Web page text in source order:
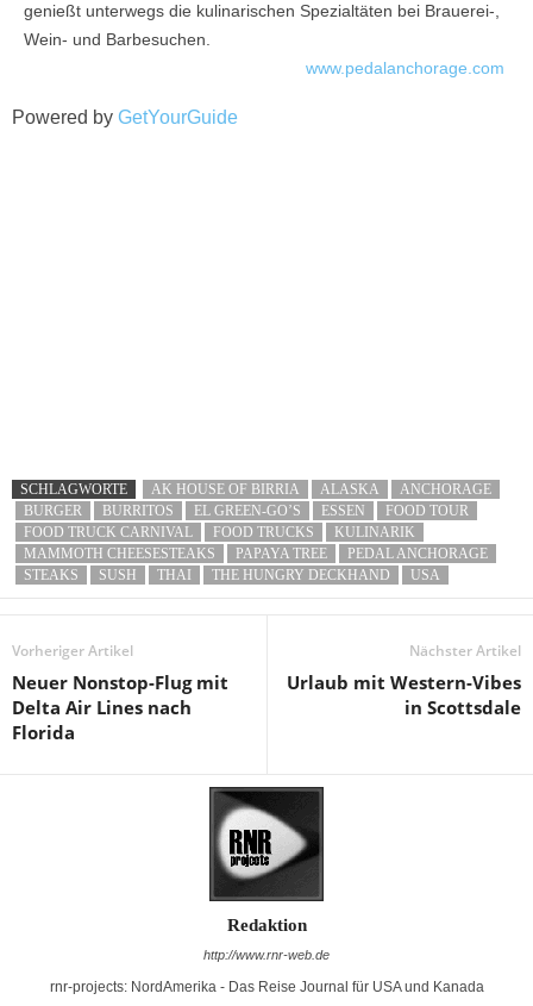
genießt unterwegs die kulinarischen Spezialtäten bei Brauerei-,
Wein- und Barbesuchen.
www.pedalanchorage.com
Powered by GetYourGuide
SCHLAGWORTE AK HOUSE OF BIRRIA ALASKA
ANCHORAGE
BURGER
BURRITOS EL GREEN-GO’S ESSEN
FOOD TOUR
FOOD TRUCK CARNIVAL
FOOD TRUCKS
KULINARIK
MAMMOTH CHEESESTEAKS
PAPAYA TREE
PEDAL ANCHORAGE
STEAKS
SUSH THAI THE HUNGRY DECKHAND USA
Vorheriger Artikel
Neuer Nonstop-Flug mit
Delta Air Lines nach
Florida
Nächster Artikel
Urlaub mit Western-Vibes
in Scottsdale
Redaktion
http://www.rnr-web.de
rnr-projects: NordAmerika - Das Reise Journal für USA und Kanada